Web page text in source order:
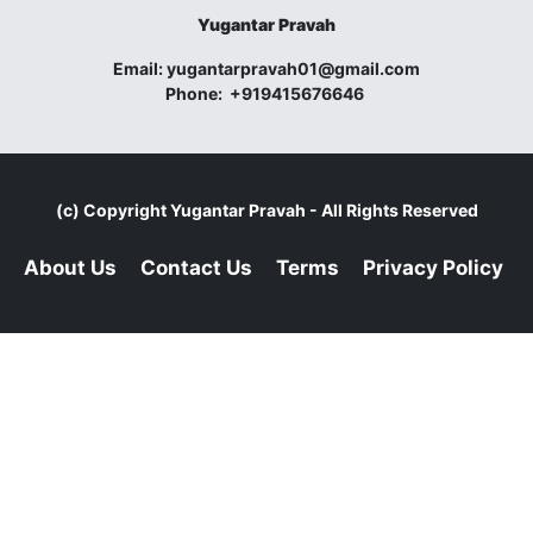
Yugantar Pravah
Email:yugantarpravah01@gmail.com
Phone: +919415676646
(c) CopyrightYugantar Pravah - All Rights Reserved
About Us Contact Us Terms Privacy Policy